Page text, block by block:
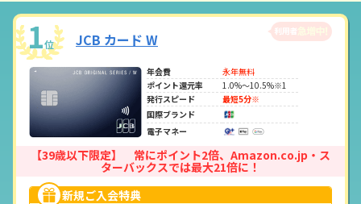
1位 JCB カード W
年会費
永年無料
ポイント還元率
1.0%～10.5%※1
発行スピード
最短5分※
国際ブランド
電子マネー
【39歳以下限定】 常にポイント2倍、Amazon.co.jp・ス
ターバックスでは最大21倍に！
新規ご入会特典